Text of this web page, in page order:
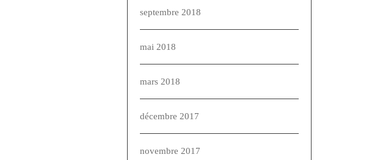
septembre 2018
mai 2018
mars 2018
décembre 2017
novembre 2017